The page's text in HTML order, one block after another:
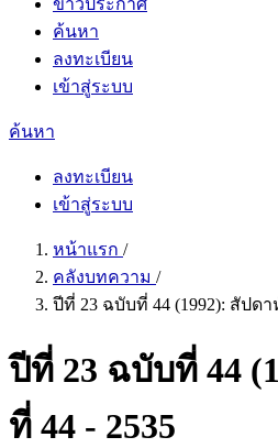
ข่าวประกาศ
ค้นหา
ลงทะเบียน
เข้าสู่ระบบ
ค้นหา
ลงทะเบียน
เข้าสู่ระบบ
หน้าแรก /
คลังบทความ /
ปีที่ 23 ฉบับที่ 44 (1992): สัปดา
ปีที่ 23 ฉบับที่ 44
ที่ 44 - 2535